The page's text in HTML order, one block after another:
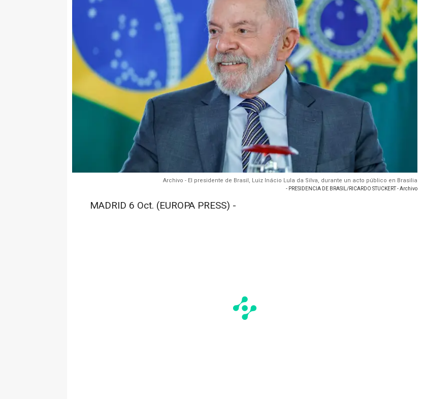
Archivo - El presidente de Brasil, Luiz Inácio Lula da Silva, durante un acto público en Brasilia
- PRESIDENCIA DE BRASIL/RICARDO STUCKERT - Archivo
MADRID 6 Oct. (EUROPA PRESS) -